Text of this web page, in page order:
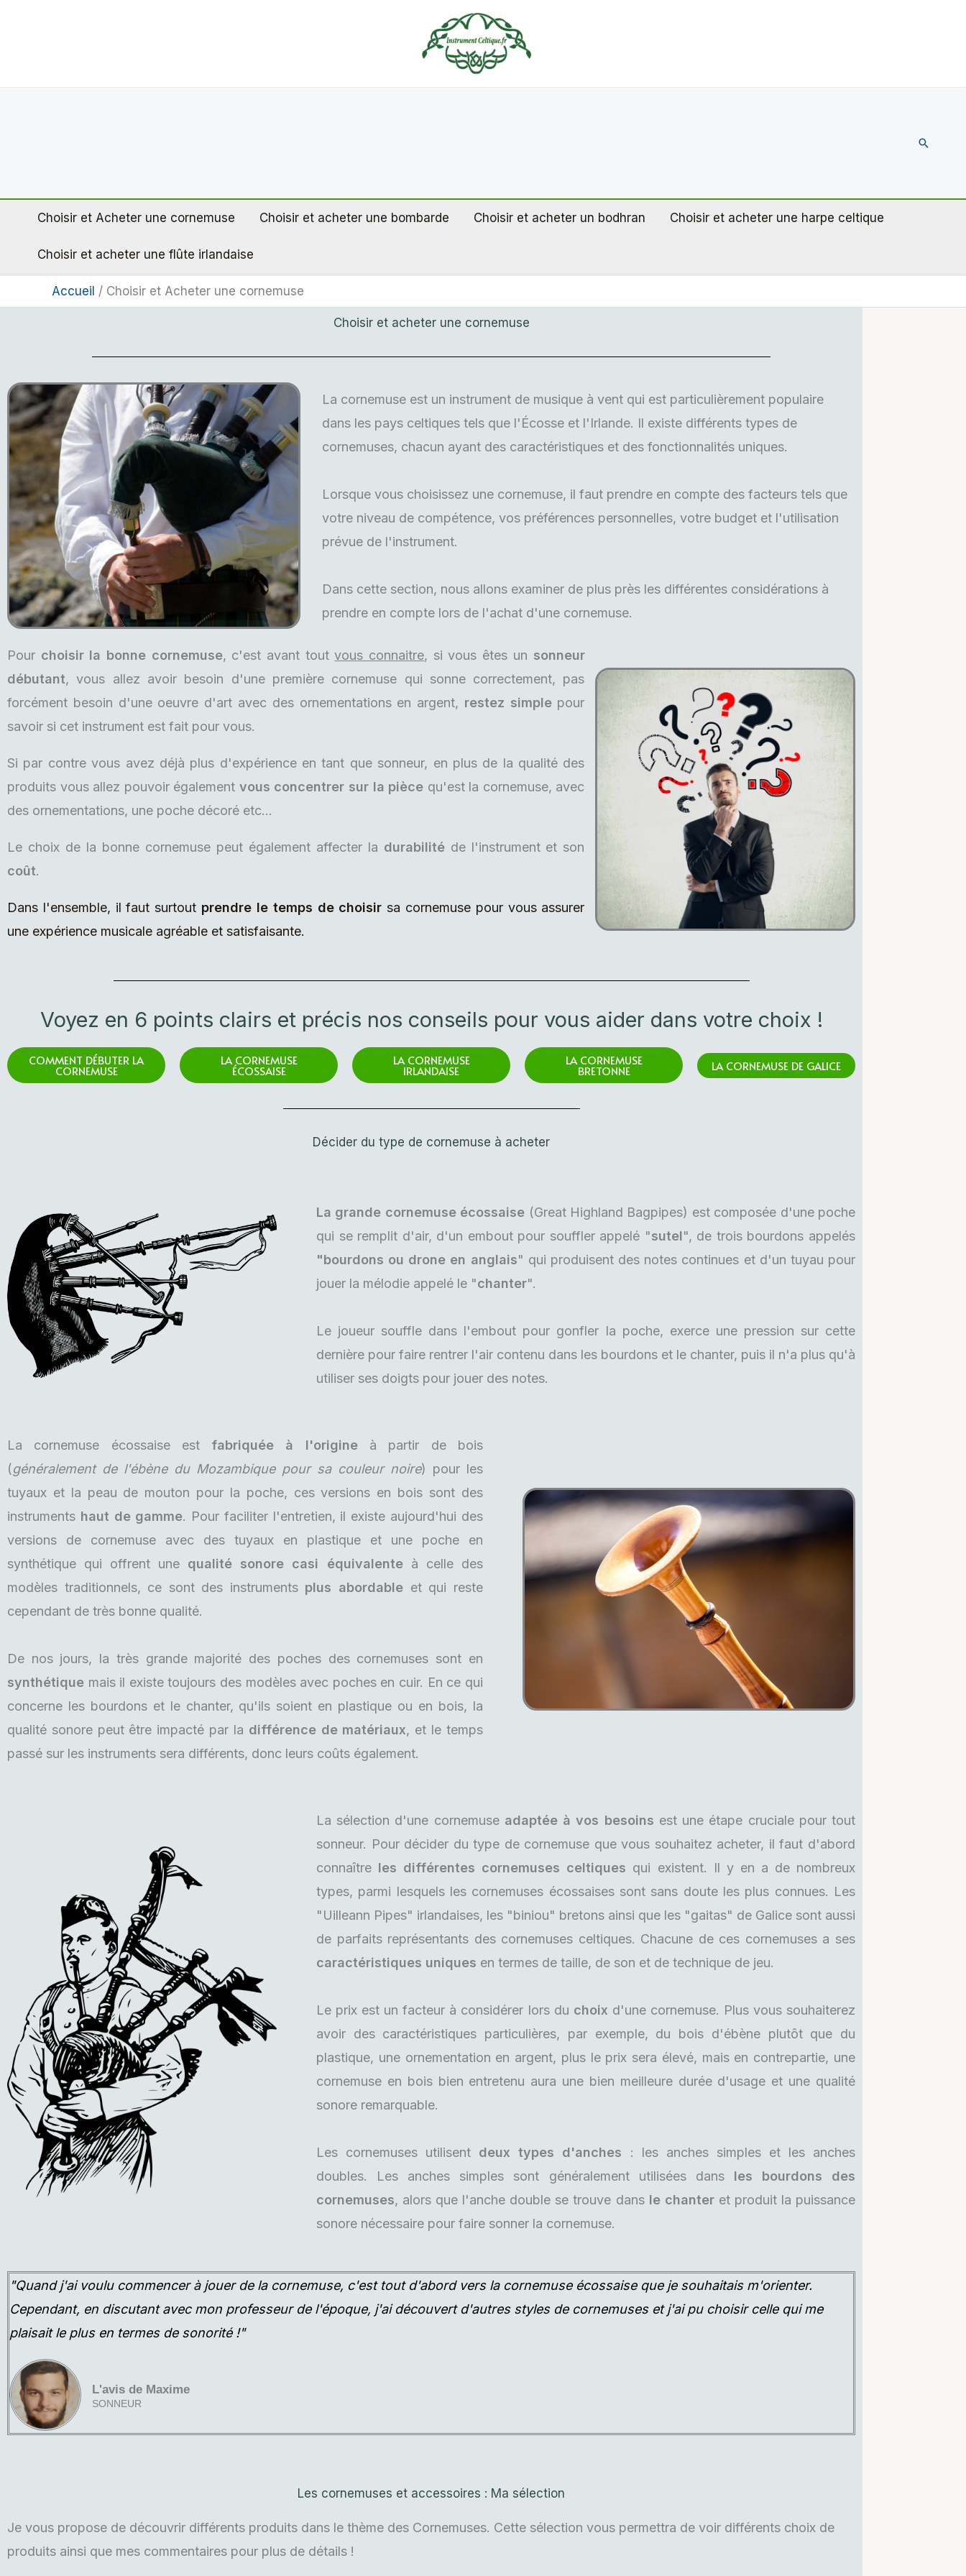
Choisir et Acheter une cornemuse Choisir et acheter une bombarde Choisir et acheter un bodhran Choisir et acheter une harpe celtique
Choisir et acheter une flûte irlandaise
Accueil Choisir et Acheter une cornemuse
Choisir et acheter une cornemuse
La cornemuse est un instrument de musique à vent qui est particulièrement populaire
dans les pays celtiques tels que l'Écosse et l'Irlande. Il existe différents types de
cornemuses, chacun ayant des caractéristiques et des fonctionnalités uniques.
Lorsque vous choisissez une cornemuse, il faut prendre en compte des facteurs tels que
votre niveau de compétence, vos préférences personnelles, votre budget et l'utilisation
prévue de l'instrument.
Dans cette section, nous allons examiner de plus près les différentes considérations à
prendre en compte lors de l'achat d'une cornemuse.
Pour choisir la bonne cornemuse, c'est avant toutvous connaitre, si vous êtes un sonneur
débutant, vous allez avoir besoin d'une première cornemuse qui sonne correctement, pas
forcément besoin d'une oeuvre d'art avec des ornementations en argent, restez simplepour
savoir si cet instrument est fait pour vous.
Si par contre vous avez déjà plus d'expérience en tant que sonneur, en plus de la qualité des
produits vous allez pouvoir également vous concentrer sur la pièce qu'est la cornemuse, avec
des ornementations, une poche décoré etc...
Le choix de la bonne cornemuse peut également affecter la durabilitéde l'instrument et son
coût.
Dans l'ensemble, il faut surtout prendre le temps de choisir sa cornemuse pour vous assurer
une expérience musicale agréable et satisfaisante.
Voyez en 6 points clairs et précis nos conseils pour vous aider dans votre choix !
COMMENT DÉBUTER LA
CORNEMUSE
LA CORNEMUSE
ÉCOSSAISE
LA CORNEMUSE
IRLANDAISE
LA CORNEMUSE
BRETONNE LA CORNEMUSE DE GALICE
Décider du type de cornemuse à acheter
La grande cornemuse écossaise (Great Highland Bagpipes) est composée d'une poche
qui se remplit d'air, d'un embout pour souffler appelé "sutel", de trois bourdons appelés
"bourdons ou drone en anglais" qui produisent des notes continues et d'un tuyau pour
jouer la mélodie appelé le "chanter".
Le joueur souffle dans l'embout pour gonfler la poche, exerce une pression sur cette
dernière pour faire rentrer l'air contenu dans les bourdons et le chanter, puis il n'a plus qu'à
utiliser ses doigts pour jouer des notes.
La cornemuse écossaise est fabriquée à l'origineà partir de bois
(généralement de l'ébène du Mozambique pour sa couleur noire) pour les
tuyaux et la peau de mouton pour la poche, ces versions en bois sont des
instruments haut de gamme. Pour faciliter l'entretien, il existe aujourd'hui des
versions de cornemuse avec des tuyaux en plastique et une poche en
synthétique qui offrent une qualité sonore casi équivalenteà celle des
modèles traditionnels, ce sont des instruments plus abordable et qui reste
cependant de très bonne qualité.
De nos jours, la très grande majorité des poches des cornemuses sont en
synthétique mais il existe toujours des modèles avec poches en cuir. En ce qui
concerne les bourdons et le chanter, qu'ils soient en plastique ou en bois, la
qualité sonore peut être impacté par la différence de matériaux, et le temps
passé sur les instruments sera différents, donc leurs coûts également.
La sélection d'une cornemuse adaptée à vos besoins est une étape cruciale pour tout
sonneur. Pour décider du type de cornemuse que vous souhaitez acheter, il faut d'abord
connaître les différentes cornemuses celtiques qui existent. Il y en a de nombreux
types, parmi lesquels les cornemuses écossaises sont sans doute les plus connues. Les
"Uilleann Pipes" irlandaises, les "biniou" bretons ainsi que les "gaitas" de Galice sont aussi
de parfaits représentants des cornemuses celtiques. Chacune de ces cornemuses a ses
caractéristiques uniques en termes de taille, de son et de technique de jeu.
Le prix est un facteur à considérer lors du choix d'une cornemuse. Plus vous souhaiterez
avoir des caractéristiques particulières, par exemple, du bois d'ébène plutôt que du
plastique, une ornementation en argent, plus le prix sera élevé, mais en contrepartie, une
cornemuse en bois bien entretenu aura une bien meilleure durée d'usage et une qualité
sonore remarquable.
Les cornemuses utilisent deux types d'anches : les anches simples et les anches
doubles. Les anches simples sont généralement utilisées dans les bourdons des
cornemuses, alors que l'anche double se trouve dans le chanteret produit la puissance
sonore nécessaire pour faire sonner la cornemuse.
"Quand j'ai voulu commencer à jouer de la cornemuse, c'est tout d'abord vers la cornemuse écossaise que je souhaitais m'orienter.
Cependant, en discutant avec mon professeur de l'époque, j'ai découvert d'autres styles de cornemuses et j'ai pu choisir celle qui me
plaisait le plus en termes de sonorité !"
L'avis de Maxime
SONNEUR
Les cornemuses et accessoires : Ma sélection
Je vous propose de découvrir différents produits dans le thème des Cornemuses. Cette sélection vous permettra de voir différents choix de
produits ainsi que mes commentaires pour plus de détails !